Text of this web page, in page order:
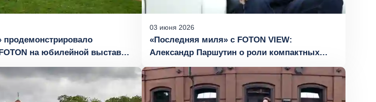
на юбилейной выставке
поля»
03 июня 2026
«Последняя миля» с FOTON VIEW:
Александр Паршутин о роли компактных
фургонов в городской логистике